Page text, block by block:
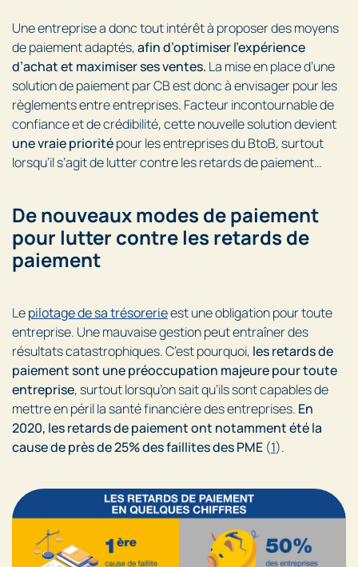
Une entreprise a donc tout intérêt à proposer des moyens
de paiement adaptés,afin d’optimiser l’expérience
d’achat et maximiser ses ventes. La mise en place d’une
solution de paiement par CB est donc à envisager pour les
règlements entre entreprises. Facteur incontournable de
confiance et de crédibilité, cette nouvelle solution devient
une vraie prioritépour les entreprises du BtoB, surtout
lorsqu’il s’agit de lutter contre les retards de paiement…
De nouveaux modes de paiement
pour lutter contre les retards de
paiement
Lepilotage de sa trésorerieest une obligation pour toute
entreprise. Une mauvaise gestion peut entraîner des
résultats catastrophiques. C’est pourquoi, les retards de
paiement sont une préoccupation majeure pour toute
entreprise, surtout lorsqu’on sait qu’ils sont capables de
mettre en péril la santé financière des entreprises. En
2020, les retards de paiement ont notamment été la
cause de près de 25% des faillites des PME (1).